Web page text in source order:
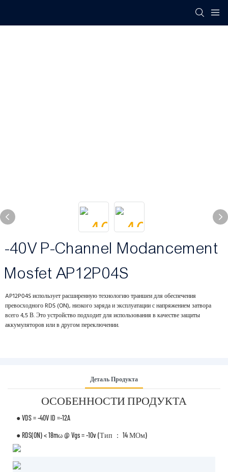
-40V P-Channel Modancement
Mosfet AP12P04S
AP12P04S использует расширенную технологию траншеи для обеспечения
превосходного RDS (ON), низкого заряда и эксплуатации с напряжением затвора
всего 4,5 В. Это устройство подходит для использования в качестве защиты
аккумуляторов или в другом переключении.
Деталь Продукта
ОСОБЕННОСТИ ПРОДУКТА
● VDS = -40V ID =-12A
● RDS(ON) < 18mω @ Vgs = -10v (тип ： 14 МОм)